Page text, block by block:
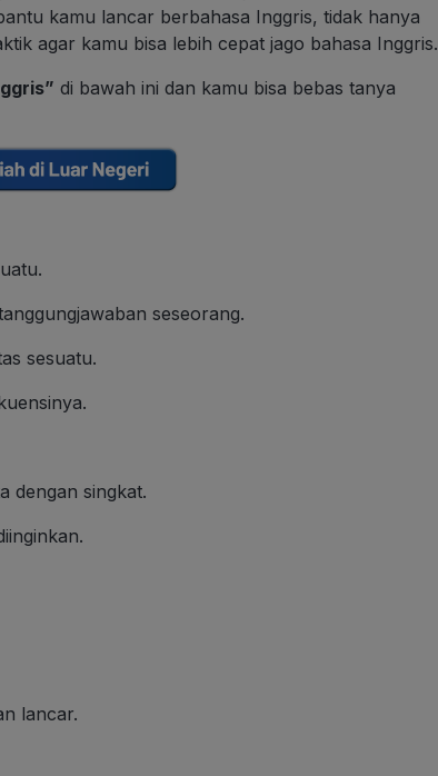
kamu lancar berbahasa Inggris, tidak hanya
agar kamu bisa lebih cepat jago bahasa Inggris.
di bawah ini dan kamu bisa bebas tanya
seseorang.
sesuatu.
dengan singkat.
lancar.